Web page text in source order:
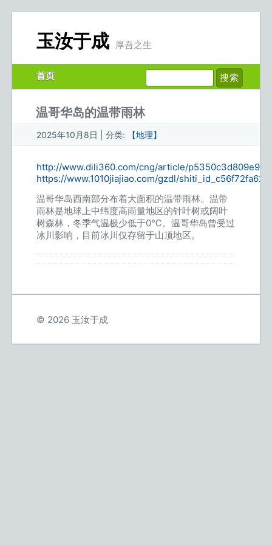
玉汝于成 厚吾之生
首页
温哥华岛的温带雨林
2025年10月8日 | 分类: 【地理】
http://www.dili360.com/cng/article/
https://www.1010jiajiao.com/gzdl/
温哥华岛西南部分布着大面积的温带雨林。温带
雨林是地球上中纬度高雨量地区的针叶树或阔叶
树森林，冬季气温极少低于0℃。温哥华岛曾受过
冰川影响，目前冰川仅存留于山顶地区。
© 2026 玉汝于成